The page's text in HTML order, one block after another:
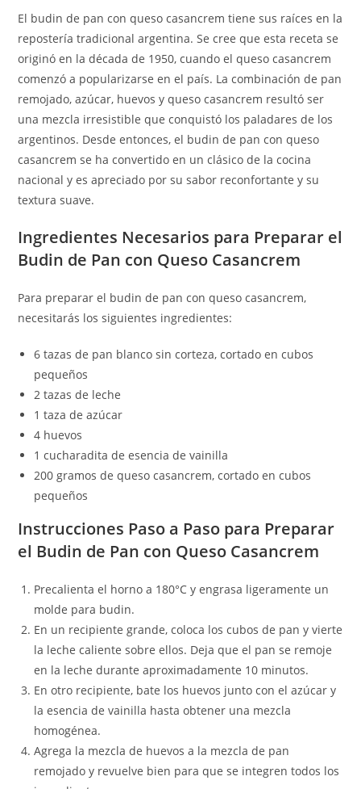
El budin de pan con queso casancrem tiene sus raíces en la
repostería tradicional argentina. Se cree que esta receta se
originó en la década de 1950, cuando el queso casancrem
comenzó a popularizarse en el país. La combinación de pan
remojado, azúcar, huevos y queso casancrem resultó ser
una mezcla irresistible que conquistó los paladares de los
argentinos. Desde entonces, el budin de pan con queso
casancrem se ha convertido en un clásico de la cocina
nacional y es apreciado por su sabor reconfortante y su
textura suave.
Ingredientes Necesarios para Preparar el
Budin de Pan con Queso Casancrem
Para preparar el budin de pan con queso casancrem,
necesitarás los siguientes ingredientes:
6 tazas de pan blanco sin corteza, cortado en cubos
pequeños
2 tazas de leche
1 taza de azúcar
4 huevos
1 cucharadita de esencia de vainilla
200 gramos de queso casancrem, cortado en cubos
pequeños
Instrucciones Paso a Paso para Preparar
el Budin de Pan con Queso Casancrem
Precalienta el horno a 180°C y engrasa ligeramente un
molde para budin.
En un recipiente grande, coloca los cubos de pan y vierte
la leche caliente sobre ellos. Deja que el pan se remoje
en la leche durante aproximadamente 10 minutos.
En otro recipiente, bate los huevos junto con el azúcar y
la esencia de vainilla hasta obtener una mezcla
homogénea.
Agrega la mezcla de huevos a la mezcla de pan
remojado y revuelve bien para que se integren todos los